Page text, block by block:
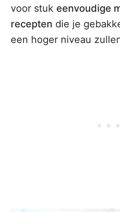
voor stuk eenvoudige
recepten die je
een hoger niveau